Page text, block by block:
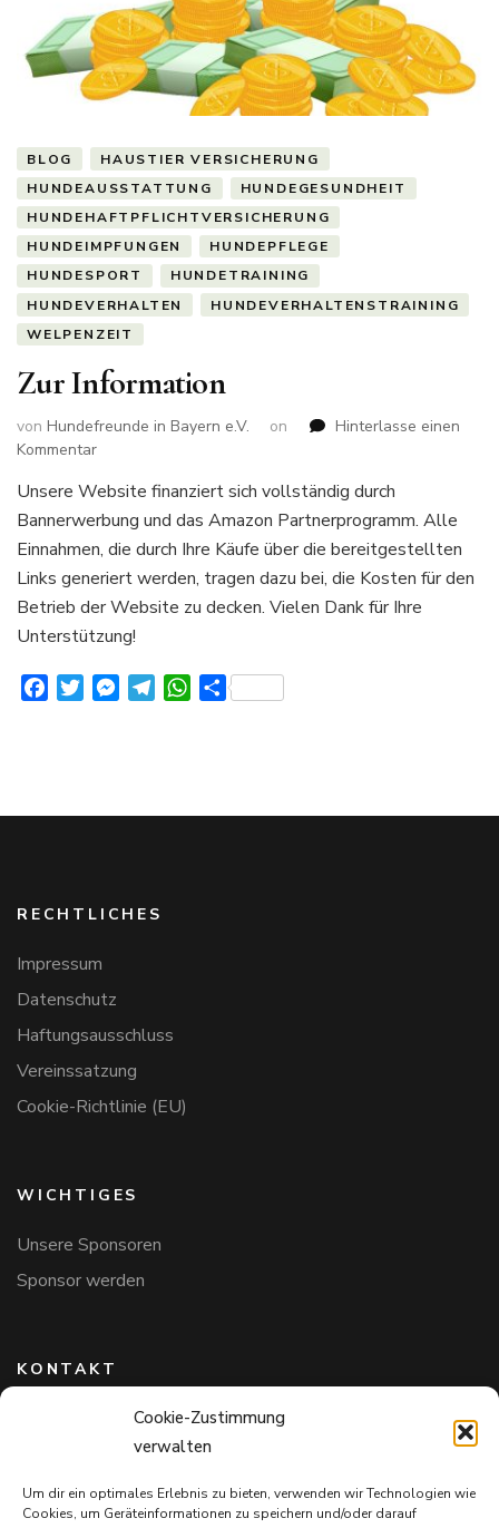
Cookie-Zustimmung
verwalten
Um dir ein optimales Erlebnis zu bieten, verwenden wir Technologien wie
Cookies, um Geräteinformationen zu speichern und/oder darauf
BLOG
HAUSTIER VERSICHERUNG
HUNDEAUSSTATTUNG
HUNDEGESUNDHEIT
HUNDEHAFTPFLICHTVERSICHERUNG
HUNDEIMPFUNGEN
HUNDEPFLEGE
HUNDESPORT
HUNDETRAINING
HUNDEVERHALTEN
HUNDEVERHALTENSTRAINING
WELPENZEIT
Zur Information
von Hundefreunde in Bayern e.V. on
Hinterlasse einen
Kommentarzu
Information
Unsere Website finanziert sich vollständig durch
Bannerwerbung und das Amazon Partnerprogramm. Alle
Einnahmen, die durch Ihre Käufe über die bereitgestellten
Links generiert werden, tragen dazu bei, die Kosten für den
Betrieb der Website zu decken. Vielen Dank für Ihre
Unterstützung!
FacebookTwitterMessenger
TelegramWhatsApp
Teilen
RECHTLICHES
Impressum
Datenschutz
Haftungsausschluss
Vereinssatzung
Cookie-Richtlinie (EU)
WICHTIGES
Unsere Sponsoren
Sponsor werden
KONTAKT
Hundefreunde in Bayern e.V.
Markus Willi Ebert
97711 Maßbach